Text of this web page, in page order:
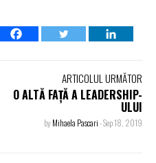
ARTICOLUL URMĂTOR
O ALTĂ FAȚĂ A LEADERSHIP-
ULUI
byMihaela Pascari-Sep 18, 2019